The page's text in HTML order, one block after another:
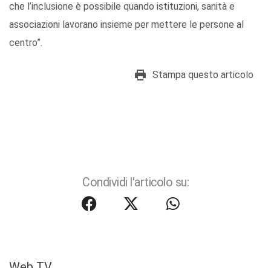
che l’inclusione è possibile quando istituzioni, sanità e
associazioni lavorano insieme per mettere le persone al
centro”.
Stampa questo articolo
Condividi l'articolo su: